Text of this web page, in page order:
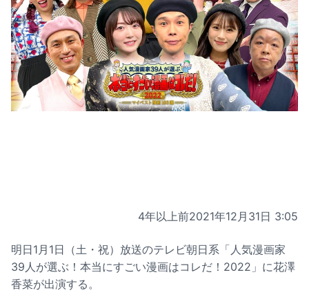
4年以上前2021年12月31日 3:05
明日1月1日（土・祝）放送のテレビ朝日系「人気漫画家
39人が選ぶ！本当にすごい漫画はコレだ！2022」に花澤
香菜が出演する。